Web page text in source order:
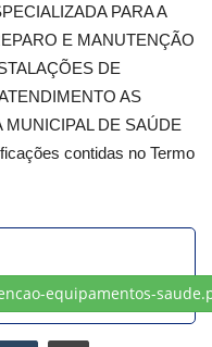
PARA A
E MANUTENÇÃO
DE
AS
DE SAÚDE
contidas no Termo
equipamentos-